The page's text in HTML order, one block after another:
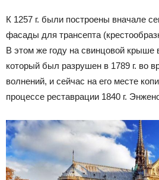
К 1257 г. были построены вначале
фасады для трансепта
В этом же году на свинцовой крыше
который был разрушен в 1789 г. во
волнений, и сейчас на его месте
процессе реставрации 1840 г.